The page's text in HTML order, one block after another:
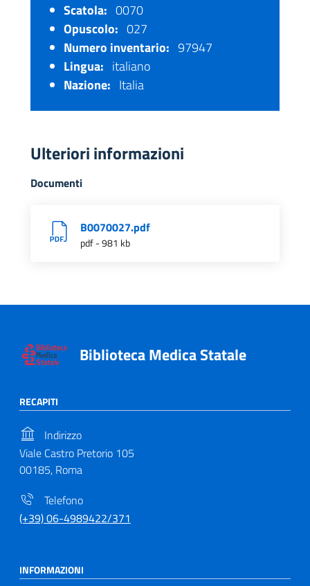
Scatola: 0070
Opuscolo: 027
Numero inventario: 97947
Lingua: italiano
Nazione: Italia
Ulteriori informazioni
Documenti
B0070027.pdf
pdf - 981 kb
Biblioteca Medica Statale
RECAPITI
Indirizzo
Viale Castro Pretorio 105
00185, Roma
Telefono
(+39) 06-4989422/371
INFORMAZIONI